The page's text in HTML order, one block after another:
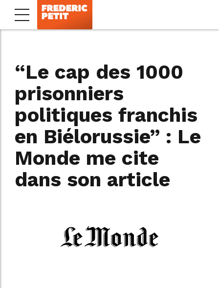
“Le cap des 1000
prisonniers
politiques franchis
en Biélorussie” : Le
Monde me cite
dans son article